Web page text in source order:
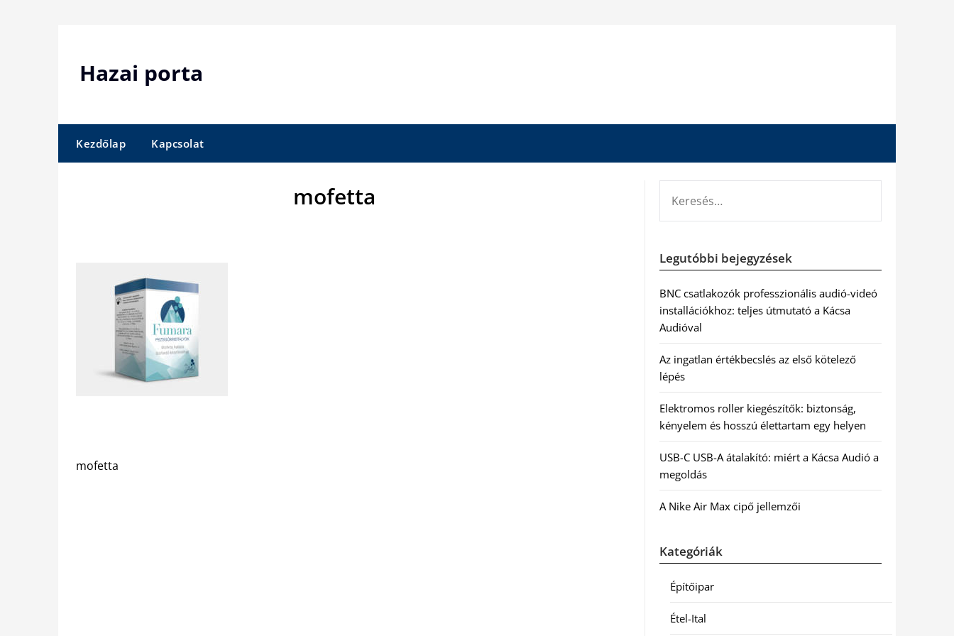
Hazai porta
Kezdőlap Kapcsolat
mofetta
mofetta
Legutóbbi bejegyzések
BNC csatlakozók professzionális audió-videó
installációkhoz: teljes útmutató a Kácsa
Audióval
Az ingatlan értékbecslés az első kötelező
lépés
Elektromos roller kiegészítők: biztonság,
kényelem és hosszú élettartam egy helyen
USB-C USB-A átalakító: miért a Kácsa Audió a
megoldás
A Nike Air Max cipő jellemzői
Kategóriák
Építőipar
Étel-Ital